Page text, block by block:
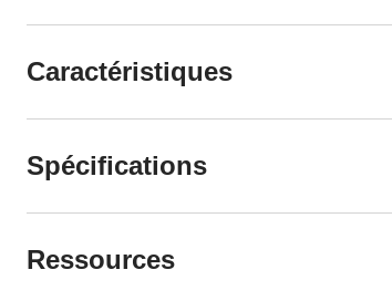
Caractéristiques
Spécifications
Ressources